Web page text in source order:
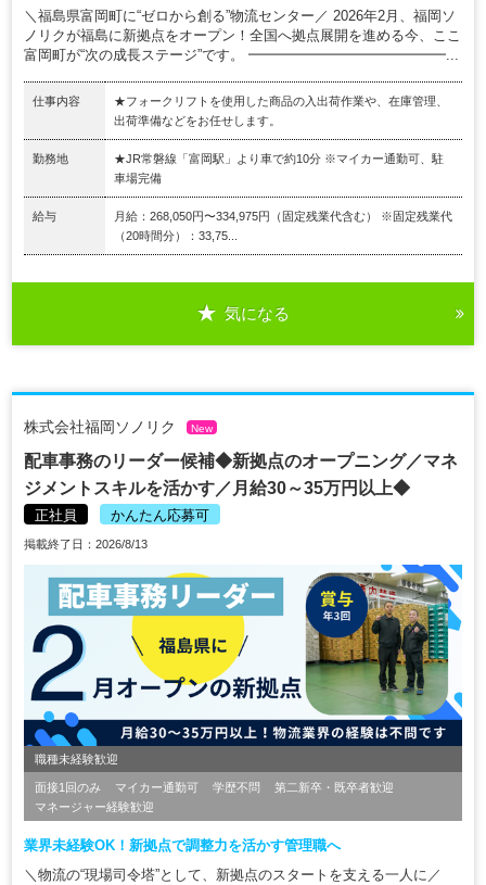
＼福島県富岡町に“ゼロから創る”物流センター／ 2026年2月、福岡ソ
ノリクが福島に新拠点をオープン！全国へ拠点展開を進める今、ここ
富岡町が“次の成長ステージ”です。 ━━━━━━━━━━━━━━...
仕事内容
★フォークリフトを使用した商品の入出荷作業や、在庫管理、
出荷準備などをお任せします。
勤務地
★JR常磐線「富岡駅」より車で約10分 ※マイカー通勤可、駐
車場完備
給与
月給：268,050円〜334,975円（固定残業代含む） ※固定残業代
（20時間分）：33,75...
気になる
株式会社福岡ソノリク New
配車事務のリーダー候補◆新拠点のオープニング／マネ
ジメントスキルを活かす／月給30～35万円以上◆
正社員 かんたん応募可
掲載終了日：2026/8/13
職種未経験歓迎
面接1回のみ マイカー通勤可 学歴不問
第二新卒・既卒者歓迎
マネージャー経験歓迎
業界未経験OK！新拠点で調整力を活かす管理職へ
＼物流の“現場司令塔”として、新拠点のスタートを支える一人に／